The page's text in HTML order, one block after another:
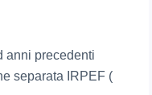
anni precedenti
separata IRPEF (